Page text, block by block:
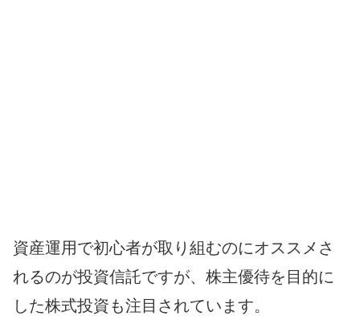
資産運用で初心者が取り組むのにオススメさ
れるのが投資信託ですが、株主優待を目的に
した株式投資も注目されています。